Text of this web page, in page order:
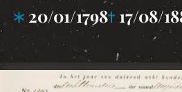
20/01/1798 17/08/